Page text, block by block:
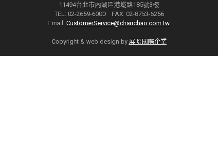
11494台北市內湖區港墘路185號3樓
TEL: 02-2659-6000 FAX: 02-8753-6256
Email: CustomerService@chanchao.com.tw
Copyright & web design by 展昭國際企業